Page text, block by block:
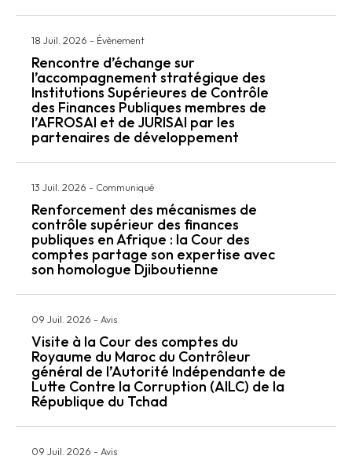
18 Juil. 2026 - Évènement
Rencontre d’échange sur
l’accompagnement stratégique des
Institutions Supérieures de Contrôle
des Finances Publiques membres de
l’AFROSAI et de JURISAI par les
partenaires de développement
13 Juil. 2026 - Communiqué
Renforcement des mécanismes de
contrôle supérieur des finances
publiques en Afrique : la Cour des
comptes partage son expertise avec
son homologue Djiboutienne
09 Juil. 2026 - Avis
Visite à la Cour des comptes du
Royaume du Maroc du Contrôleur
général de l’Autorité Indépendante de
Lutte Contre la Corruption (AILC) de la
République du Tchad
09 Juil. 2026 - Avis